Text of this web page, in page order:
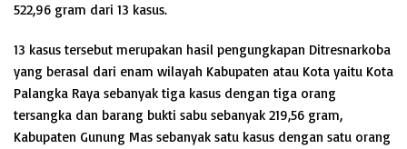
522,96 gram dari 13 kasus.
13 kasus tersebut merupakan hasil pengungkapan Ditresnarkoba
yang berasal dari enam wilayah Kabupaten atau Kota yaitu Kota
Palangka Raya sebanyak tiga kasus dengan tiga orang
tersangka dan barang bukti sabu sebanyak 219,56 gram,
Kabupaten Gunung Mas sebanyak satu kasus dengan satu orang